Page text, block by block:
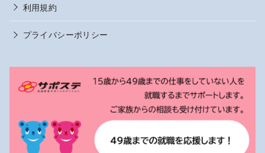
利用規約
プライバシーポリシー